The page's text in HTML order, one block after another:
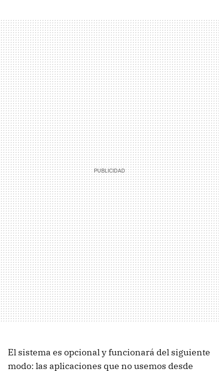
El sistema es opcional y funcionará del siguiente
modo: las aplicaciones que no usemos desde